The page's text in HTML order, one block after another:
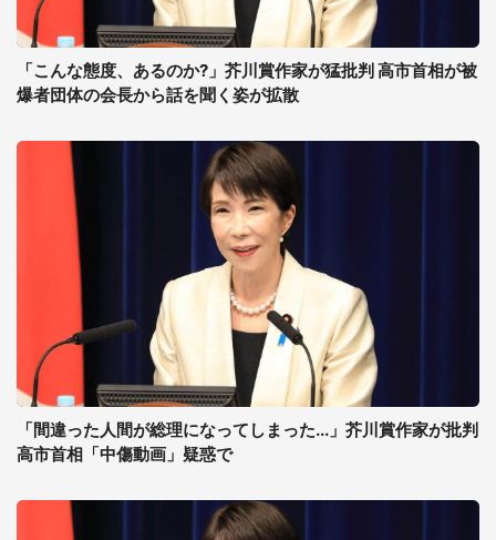
「こんな態度、あるのか?」芥川賞作家が猛批判 高市首相が被
爆者団体の会長から話を聞く姿が拡散
「間違った人間が総理になってしまった...」芥川賞作家が批判
高市首相「中傷動画」疑惑で